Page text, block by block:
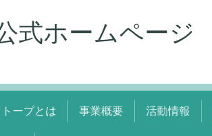
式ホームページ
ープとは 事業概要 活動情報